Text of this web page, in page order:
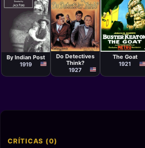
Cortometraje
John Ford
By Indian Post
1919
Cortometraje
Fred Guiol
Do Detectives
Think?
1927
Cortometraje
Malcolm St.
Clair, Buster
Keaton
The Goat
1921
CRÍTICAS (0)